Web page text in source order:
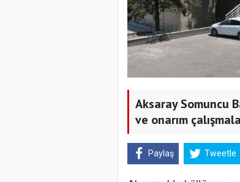
Aksaray Somuncu
ve onarım
Paylaş Tweetle